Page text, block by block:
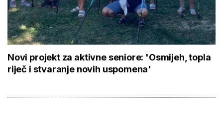
Novi projekt za aktivne seniore: 'Osmijeh, topla
riječ i stvaranje novih uspomena'